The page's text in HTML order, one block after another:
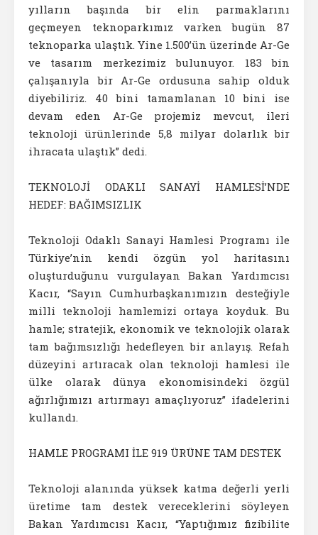
yılların başında bir elin parmaklarını
geçmeyen teknoparkımız varken bugün 87
teknoparka ulaştık. Yine 1.500’ün üzerinde Ar-Ge
ve tasarım merkezimiz bulunuyor. 183 bin
çalışanıyla bir Ar-Ge ordusuna sahip olduk
diyebiliriz. 40 bini tamamlanan 10 bini ise
devam eden Ar-Ge projemiz mevcut, ileri
teknoloji ürünlerinde 5,8 milyar dolarlık bir
ihracata ulaştık” dedi.
TEKNOLOJİ ODAKLI SANAYİ HAMLESİ’NDE
HEDEF: BAĞIMSIZLIK
Teknoloji Odaklı Sanayi Hamlesi Programı ile
Türkiye’nin kendi özgün yol haritasını
oluşturduğunu vurgulayan Bakan Yardımcısı
Kacır, “Sayın Cumhurbaşkanımızın desteğiyle
milli teknoloji hamlemizi ortaya koyduk. Bu
hamle; stratejik, ekonomik ve teknolojik olarak
tam bağımsızlığı hedefleyen bir anlayış. Refah
düzeyini artıracak olan teknoloji hamlesi ile
ülke olarak dünya ekonomisindeki özgül
ağırlığımızı artırmayı amaçlıyoruz” ifadelerini
kullandı.
HAMLE PROGRAMI İLE 919 ÜRÜNE TAM DESTEK
Teknoloji alanında yüksek katma değerli yerli
üretime tam destek vereceklerini söyleyen
Bakan Yardımcısı Kacır, “Yaptığımız fizibilite